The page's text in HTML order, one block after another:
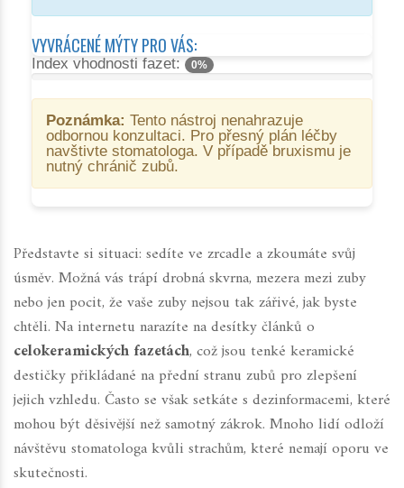
VYVRÁCENÉ MÝTY PRO VÁS:
Index vhodnosti fazet: 0%
Poznámka: Tento nástroj nenahrazuje
odbornou konzultaci. Pro přesný plán léčby
navštivte stomatologa. V případě bruxismu je
nutný chránič zubů.
Představte si situaci: sedíte ve zrcadle a zkoumáte svůj
úsměv. Možná vás trápí drobná skvrna, mezera mezi zuby
nebo jen pocit, že vaše zuby nejsou tak zářivé, jak byste
chtěli. Na internetu narazíte na desítky článků o
celokeramických fazetách, což jsou tenké keramické
destičky přikládané na přední stranu zubů pro zlepšení
jejich vzhledu. Často se však setkáte s dezinformacemi, které
mohou být děsivější než samotný zákrok. Mnoho lidí odloží
návštěvu stomatologa kvůli strachům, které nemají oporu ve
skutečnosti.